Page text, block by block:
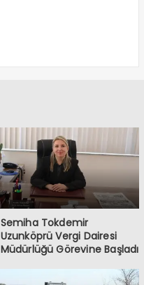
Semiha Tokdemir
Uzunköprü Vergi Dairesi
Müdürlüğü Görevine Başladı